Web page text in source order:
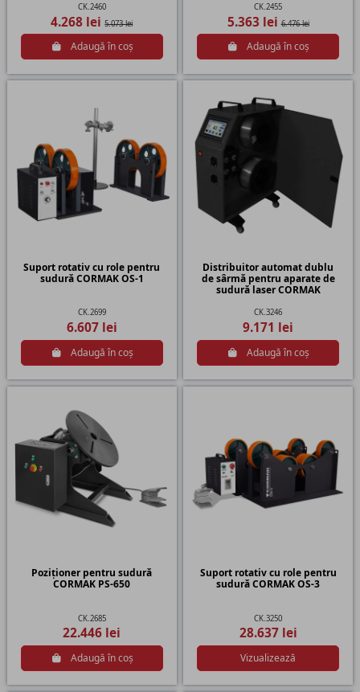
CK.2460
4.268 lei5.073 lei
Adaugă în coș
CK.2455
5.363 lei6.476 lei
Adaugă în coș
Suport rotativ cu role pentru
sudură CORMAK OS-1
CK.2699
6.607 lei
Adaugă în coș
Distribuitor automat dublu
de sârmă pentru aparate de
sudură laser CORMAK
CK.3246
9.171 lei
Adaugă în coș
Poziționer pentru sudură
CORMAK PS-650
CK.2685
22.446 lei
Adaugă în coș
Suport rotativ cu role pentru
sudură CORMAK OS-3
CK.3250
28.637 lei
Vizualizează